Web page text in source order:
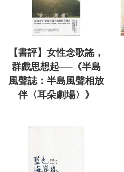
【書評】女性念歌謠，
群戲思想起──《半島
風聲誌：半島風聲相放
伴〈耳朵劇場〉》